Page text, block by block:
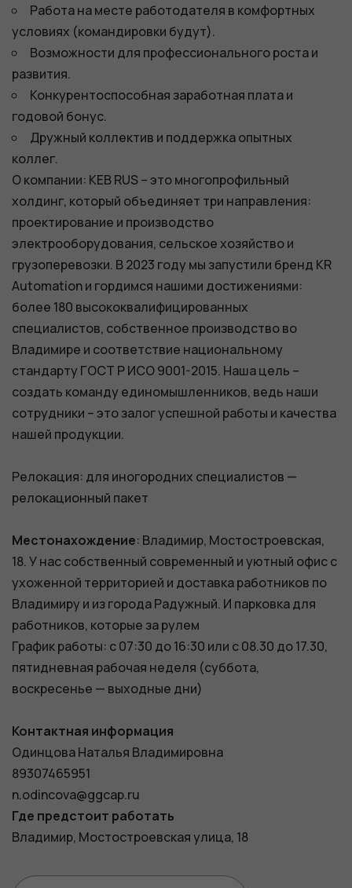
Работа на месте работодателя в комфортных
условиях (командировки будут).
Возможности для профессионального роста и
развития.
Конкурентоспособная заработная плата и
годовой бонус.
Дружный коллектив и поддержка опытных
коллег.
О компании: КЕB RUS – это многопрофильный
холдинг, который объединяет три направления:
проектирование и производство
электрооборудования, сельское хозяйство и
грузоперевозки. В 2023 году мы запустили бренд KR
Automation и гордимся нашими достижениями:
более 180 высококвалифицированных
специалистов, собственное производство во
Владимире и соответствие национальному
стандарту ГОСТ Р ИСО 9001-2015. Наша цель –
создать команду единомышленников, ведь наши
сотрудники – это залог успешной работы и качества
нашей продукции.
Релокация: для иногородних специалистов —
релокационный пакет
Местонахождение: Владимир, Мостостроевская,
18. У нас собственный современный и уютный офис с
ухоженной территорией и доставка работников по
Владимиру и из города Радужный. И парковка для
работников, которые за рулем
График работы: с 07:30 до 16:30 или с 08.30 до 17.30,
пятидневная рабочая неделя (суббота,
воскресенье — выходные дни)
Контактная информация
Одинцова Наталья Владимировна
89307465951
n.odincova@ggcap.ru
Где предстоит работать
Владимир, Мостостроевская улица, 18
Обязательные
функционала и
статистики. Они
нужны, чтобы